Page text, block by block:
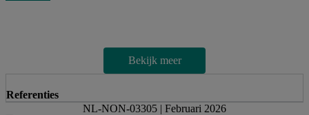
Bekijk meer
Referenties
NL-NON-03305 | Februari 2026